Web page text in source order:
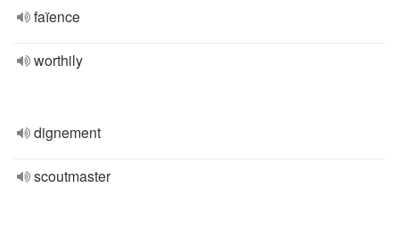
faïence
worthily
dignement
scoutmaster